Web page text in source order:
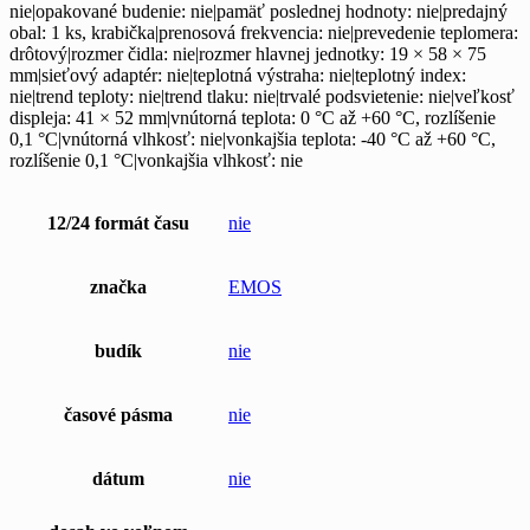
nie|opakované budenie: nie|pamäť poslednej hodnoty: nie|predajný
obal: 1 ks, krabička|prenosová frekvencia: nie|prevedenie teplomera:
drôtový|rozmer čidla: nie|rozmer hlavnej jednotky: 19 × 58 × 75
mm|sieťový adaptér: nie|teplotná výstraha: nie|teplotný index:
nie|trend teploty: nie|trend tlaku: nie|trvalé podsvietenie: nie|veľkosť
displeja: 41 × 52 mm|vnútorná teplota: 0 °C až +60 °C, rozlíšenie
0,1 °C|vnútorná vlhkosť: nie|vonkajšia teplota: -40 °C až +60 °C,
rozlíšenie 0,1 °C|vonkajšia vlhkosť: nie
12/24 formát času nie
značka EMOS
budík nie
časové pásma nie
dátum nie